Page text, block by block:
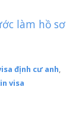
làm hồ sơ
định cư anh,
visa